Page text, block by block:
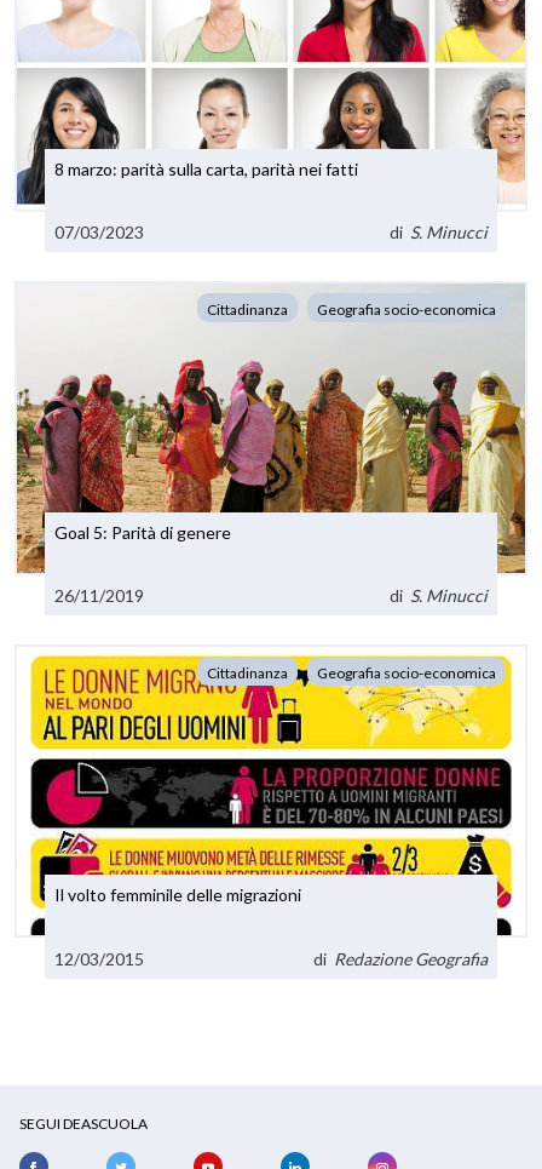
8 marzo: parità sulla carta, parità nei fatti
07/03/2023 di S. Minucci
Cittadinanza Geografia socio-economica
Goal 5: Parità di genere
26/11/2019 di S. Minucci
Cittadinanza Geografia socio-economica
Il volto femminile delle migrazioni
12/03/2015 di Redazione Geografia
SEGUI DEASCUOLA